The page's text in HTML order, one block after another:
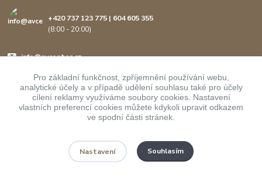
+420 737 123 775 | 604 605 355
(8:00 - 20:00)
info@avcenter.cz
Upravit sběr cookies.
Pro základní funkčnost, zpříjemnění používání webu,
analytické účely a v případě udělení souhlasu také pro účely
cílení reklamy využíváme soubory cookies. Nastavení
vlastních preferencí cookies můžete kdykoli upravit odkazem
ve spodní části stránek.
Nastavení Souhlasím